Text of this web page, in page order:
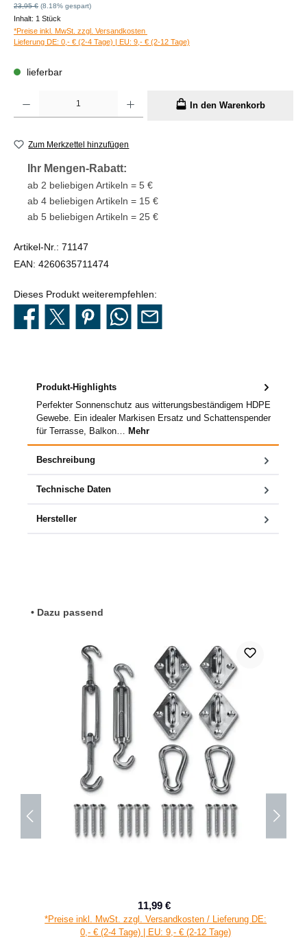
Regulärer Preis:
23,95 € (8.18% gespart)
Inhalt: 1 Stück
*Preise inkl. MwSt. zzgl. Versandkosten
Lieferung DE: 0,- € (2-4 Tage) | EU: 9,- € (2-12 Tage)
lieferbar
In den Warenkorb
Zum Merkzettel hinzufügen
Ihr Mengen-Rabatt:
ab 2 beliebigen Artikeln = 5 €
ab 4 beliebigen Artikeln = 15 €
ab 5 beliebigen Artikeln = 25 €
Artikel-Nr.: 71147
EAN: 4260635711474
Dieses Produkt weiterempfehlen:
Produkt-Highlights
Perfekter Sonnenschutz aus witterungsbeständigem HDPE
Gewebe. Ein idealer Markisen Ersatz und Schattenspender
für Terrasse, Balkon… Mehr
Beschreibung
Technische Daten
Hersteller
Produktgalerie überspringen
• Dazu passend
Verkaufspreis:
11,99 €
*Preise inkl. MwSt. zzgl. Versandkosten / Lieferung DE:
0,- € (2-4 Tage) | EU: 9,- € (2-12 Tage)